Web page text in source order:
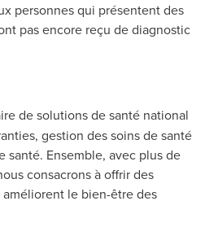
personnes qui présentent des
pas encore reçu de diagnostic
de solutions de santé national
gestion des soins de santé
santé. Ensemble, avec plus de
consacrons à offrir des
le bien-être des